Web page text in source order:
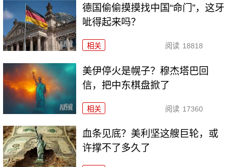
德国偷偷摸摸找中国“命门”，这牙
呲得起来吗？
相关 阅读 18818
美伊停火是幌子？穆杰塔巴回
信，把中东棋盘掀了
相关 阅读 17360
血条见底？美利坚这艘巨轮，或
许撑不了多久了